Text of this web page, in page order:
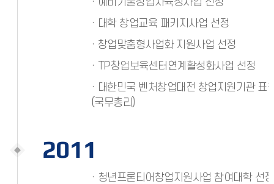
· 대학 창업교육 패키지사업 선정
· 창업맞춤형사업화 지원사업 선정
· TP창업보육센터연계활성화사업 선정
· 대한민국 벤처창업대전 창업지원기관 표
(국무총리)
2011
· 청년프론티어창업지원사업 참여대학 선정